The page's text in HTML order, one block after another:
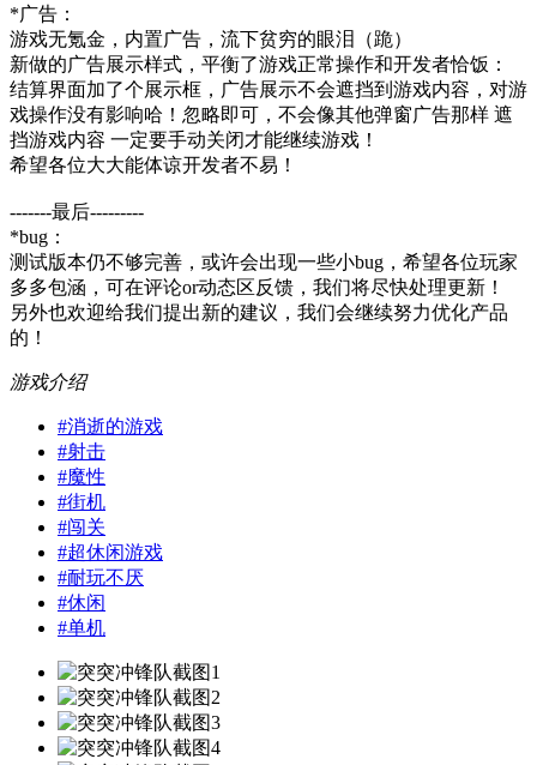
*广告：
游戏无氪金，内置广告，流下贫穷的眼泪（跪）
新做的广告展示样式，平衡了游戏正常操作和开发者恰饭：
结算界面加了个展示框，广告展示不会遮挡到游戏内容，对游
戏操作没有影响哈！忽略即可，不会像其他弹窗广告那样 遮
挡游戏内容 一定要手动关闭才能继续游戏！
希望各位大大能体谅开发者不易！
-------最后---------
*bug：
测试版本仍不够完善，或许会出现一些小bug，希望各位玩家
多多包涵，可在评论or动态区反馈，我们将尽快处理更新！
另外也欢迎给我们提出新的建议，我们会继续努力优化产品
的！
游戏介绍
#消逝的游戏
#射击
#魔性
#街机
#闯关
#超休闲游戏
#耐玩不厌
#休闲
#单机